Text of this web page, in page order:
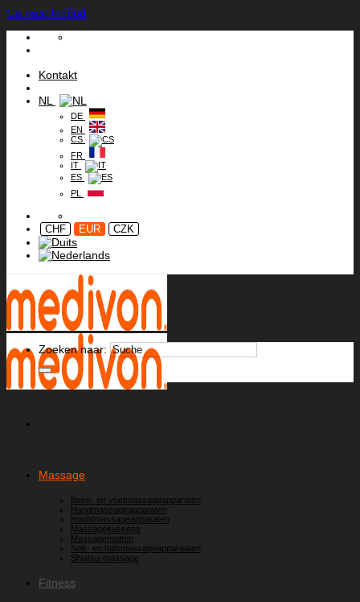
Ga naar inhoud
Kontakt
NL
DE
EN
CS
FR
IT
ES
PL
CHF EUR CZK
Massage
Been- en voetmassageapparaten
Handmassageapparaten
Hoofdmassageapparaten
Massagekussens
Massagematten
Nek- en halsmassageapparaaten
Shiatsu-massage
Fitness
Zoeken naar: